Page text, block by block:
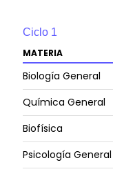
Ciclo 1
MATERIA
Biología General
Química General
Biofísica
Psicología General